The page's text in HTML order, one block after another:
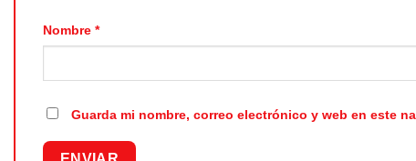
Nombre *
Guarda mi nombre, correo electrónico y web en este